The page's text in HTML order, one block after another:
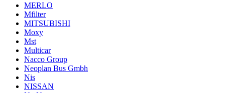
MERLO
Mfilter
MITSUBISHI
Moxy
Mst
Multicar
Nacco Group
Neoplan Bus Gmbh
Nis
NISSAN